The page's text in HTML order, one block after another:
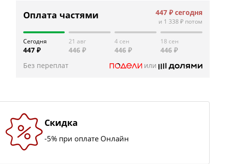
Оплата частями 447 ₽сегодня
и 1 338 ₽потом
Сегодня
447 ₽
21 авг
446 ₽
4 сен
446 ₽
18 сен
446 ₽
Без переплат
или
Скидка
-5% при оплате Онлайн